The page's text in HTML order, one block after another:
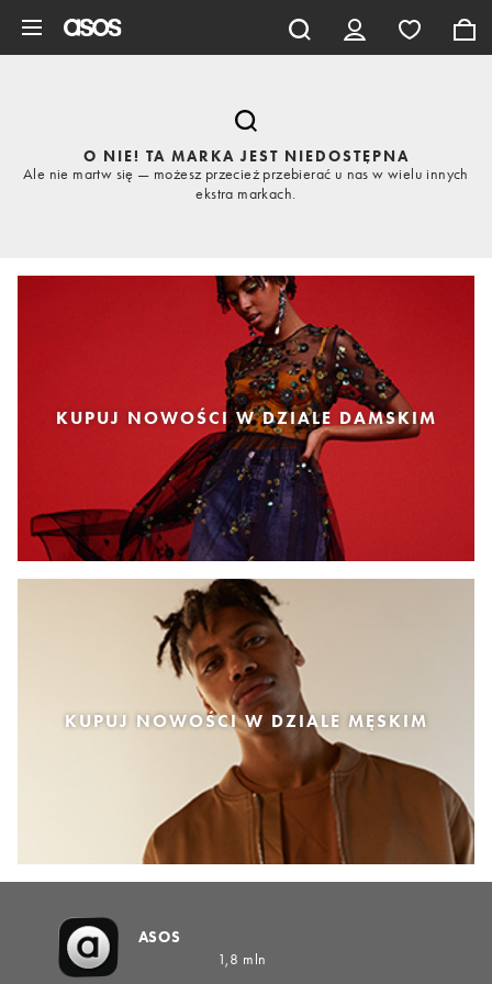
O NIE! TA MARKA JEST NIEDOSTĘPNA
Ale nie martw się — możesz przecież przebierać u nas w wielu innych
ekstra markach.
KUPUJ NOWOŚCI W DZIALE DAMSKIM
KUPUJ NOWOŚCI W DZIALE MĘSKIM
ASOS
1,8 mln